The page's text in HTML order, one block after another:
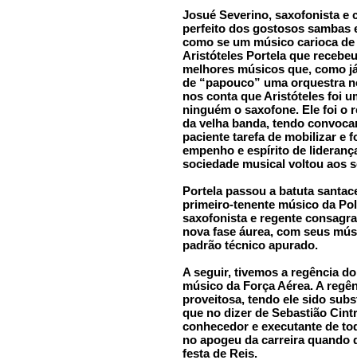
Josué Severino, saxofonista e
perfeito dos gostosos sambas
como se um músico carioca
Aristóteles Portela que
melhores músicos que, como
de “papouco” uma orquestra
nos conta que Aristóteles foi
ninguém o saxofone. Ele foi o
da velha banda, tendo
paciente tarefa de mobilizar e
empenho e espírito de
sociedade musical voltou aos
Portela passou a batuta
primeiro-tenente músico da
saxofonista e regente
nova fase áurea, com seus
padrão técnico apurado.
A seguir, tivemos a regência
músico da Força Aérea. A
proveitosa, tendo ele sido
que no dizer de Sebastião
conhecedor e executante de
no apogeu da carreira quando
festa de Reis.